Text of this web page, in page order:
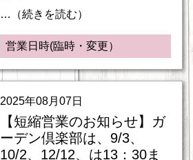
…（続きを読む）
営業日時(臨時・変更）
2025年08月07日
【短縮営業のお知らせ】ガ
ーデン倶楽部は、9/3、
10/2、12/12、は13：30ま